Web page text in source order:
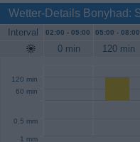
Wetter-Details Bonyhad:
Interval 02:00 - 05:00 05:00 - 08:00
0 min 120 min
60 min
120 min
0.5 mm
1 mm